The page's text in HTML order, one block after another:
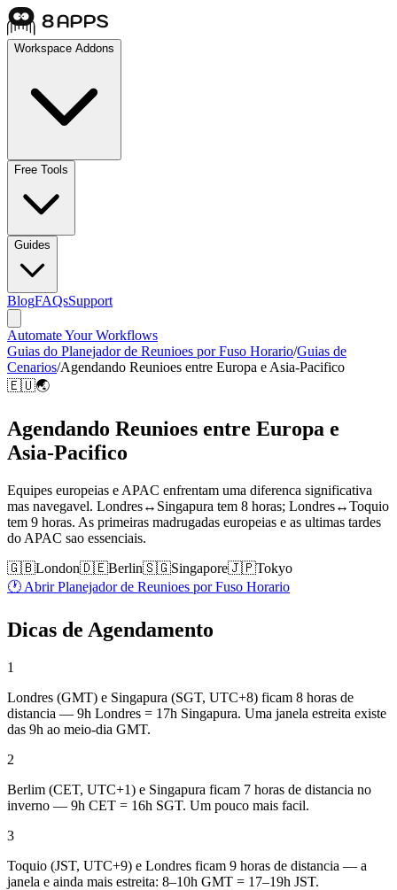
Workspace Addons
Free Tools
Guides
BlogFAQsSupport
Automate Your Workflows
Guias do Planejador de Reunioes por Fuso Horario/Guias de
Cenarios/Agendando Reunioes entre Europa e Asia-Pacifico
🇪🇺🌏
Agendando Reunioes entre Europa e
Asia-Pacifico
Equipes europeias e APAC enfrentam uma diferenca significativa
mas navegavel. Londres↔Singapura tem 8 horas; Londres↔Toquio
tem 9 horas. As primeiras madrugadas europeias e as ultimas tardes
do APAC sao essenciais.
🇬🇧London🇩🇪Berlin🇸🇬Singapore🇯🇵Tokyo
🕐 Abrir Planejador de Reunioes por Fuso Horario
Dicas de Agendamento
1
Londres (GMT) e Singapura (SGT, UTC+8) ficam 8 horas de
distancia — 9h Londres = 17h Singapura. Uma janela estreita existe
das 9h ao meio-dia GMT.
2
Berlim (CET, UTC+1) e Singapura ficam 7 horas de distancia no
inverno — 9h CET = 16h SGT. Um pouco mais facil.
3
Toquio (JST, UTC+9) e Londres ficam 9 horas de distancia — a
janela e ainda mais estreita: 8–10h GMT = 17–19h JST.